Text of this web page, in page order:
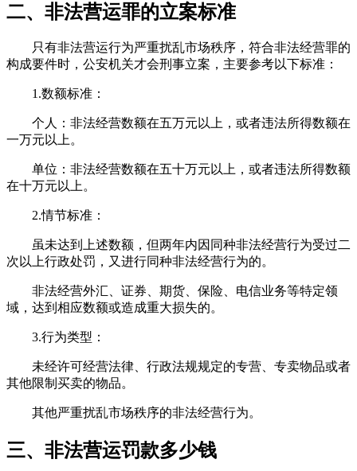
二、非法营运罪的立案标准
只有非法营运行为严重扰乱市场秩序，符合‌非法经营罪‌的
构成要件时，公安机关才会刑事立案，主要参考以下标准：
1.‌数额标准‌：
‌个人‌：非法经营数额在‌五万元以上‌，或者违法所得数额在‌
一万元以上‌。
‌单位‌：非法经营数额在‌五十万元以上‌，或者违法所得数额
在‌十万元以上‌。‌
‌2.情节标准‌：
虽未达到上述数额，但‌两年内因同种非法经营行为受过二
次以上行政处罚‌，又进行同种非法经营行为的。
非法经营外汇、证券、期货、保险、电信业务等特定领
域，达到相应数额或造成重大损失的。‌
‌3.行为类型‌：
未经许可经营法律、行政法规规定的专营、专卖物品或者
其他限制买卖的物品。
其他严重扰乱市场秩序的非法经营行为。‌
三、非法营运罚款多少钱